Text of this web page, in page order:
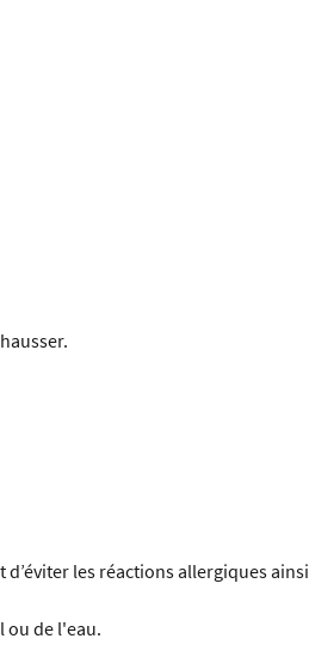
les réactions allergiques ainsi
ou de l'eau.